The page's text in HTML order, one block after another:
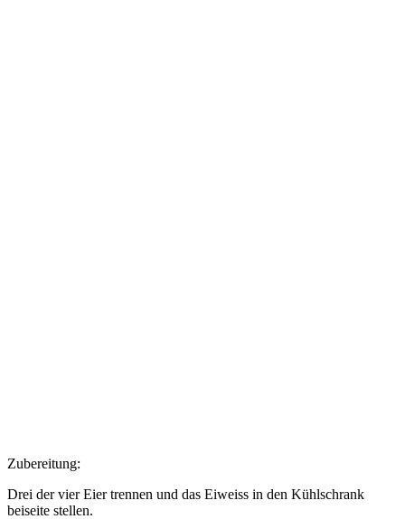
Zubereitung:
Drei der vier Eier trennen und das Eiweiss in den Kühlschrank
beiseite stellen.